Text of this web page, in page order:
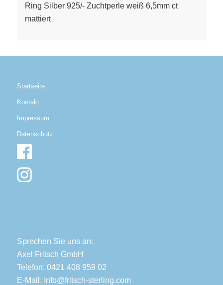
Ring Silber 925/- Zuchtperle weiß 6,5mm ct
mattiert
Startseite
Kontakt
Impressum
Datenschutz
Sprechen Sie uns an:
Axel Fritsch GmbH
Telefon: 0421 408 959 02
E-Mail: Info@fritsch-sterling.com